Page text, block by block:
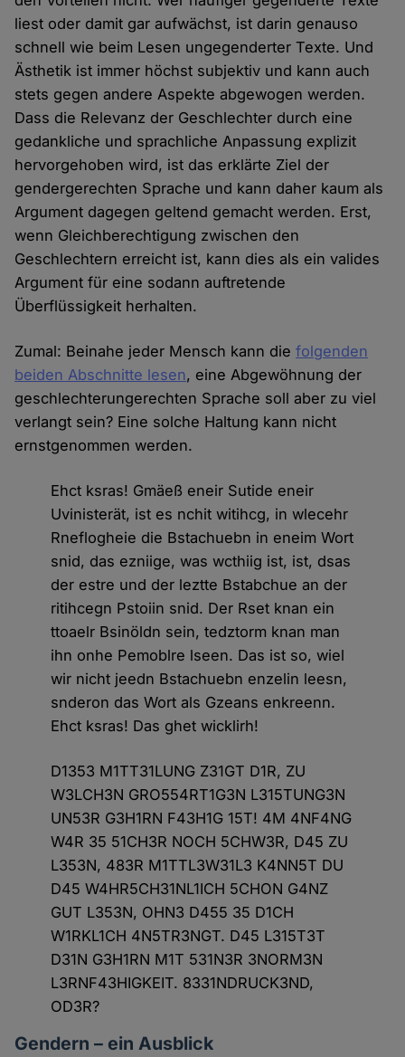
liest oder damit gar aufwächst, ist darin genauso
schnell wie beim Lesen ungegenderter Texte. Und
Ästhetik ist immer höchst subjektiv und kann auch
stets gegen andere Aspekte abgewogen werden.
Dass die Relevanz der Geschlechter durch eine
gedankliche und sprachliche Anpassung explizit
hervorgehoben wird, ist das erklärte Ziel der
gendergerechten Sprache und kann daher kaum als
Argument dagegen geltend gemacht werden. Erst,
wenn Gleichberechtigung zwischen den
Geschlechtern erreicht ist, kann dies als ein valides
Argument für eine sodann auftretende
Überflüssigkeit herhalten.
Zumal: Beinahe jeder Mensch kann diefolgenden
beiden Abschnitte lesen, eine Abgewöhnung der
geschlechterungerechten Sprache soll aber zu viel
verlangt sein? Eine solche Haltung kann nicht
ernstgenommen werden.
Ehct ksras! Gmäeß eneir Sutide eneir
Uvinisterät, ist es nchit witihcg, in wlecehr
Rneflogheie die Bstachuebn in eneim Wort
snid, das ezniige, was wcthiig ist, ist, dsas
der estre und der leztte Bstabchue an der
ritihcegn Pstoiin snid. Der Rset knan ein
ttoaelr Bsinöldn sein, tedztorm knan man
ihn onhe Pemoblre lseen. Das ist so, wiel
wir nicht jeedn Bstachuebn enzelin leesn,
snderon das Wort als Gzeans enkreenn.
Ehct ksras! Das ghet wicklirh!
D1353 M1TT31LUNG Z31GT D1R, ZU
W3LCH3N GRO554RT1G3N L315TUNG3N
UN53R G3H1RN F43H1G 15T! 4M 4NF4NG
W4R 35 51CH3R NOCH 5CHW3R, D45 ZU
L353N, 483R M1TTL3W31L3 K4NN5T DU
D45 W4HR5CH31NL1ICH 5CHON G4NZ
GUT L353N, OHN3 D455 35 D1CH
W1RKL1CH 4N5TR3NGT. D45 L315T3T
D31N G3H1RN M1T 531N3R 3NORM3N
L3RNF43HIGKEIT. 8331NDRUCK3ND,
OD3R?
Gendern – ein Ausblick